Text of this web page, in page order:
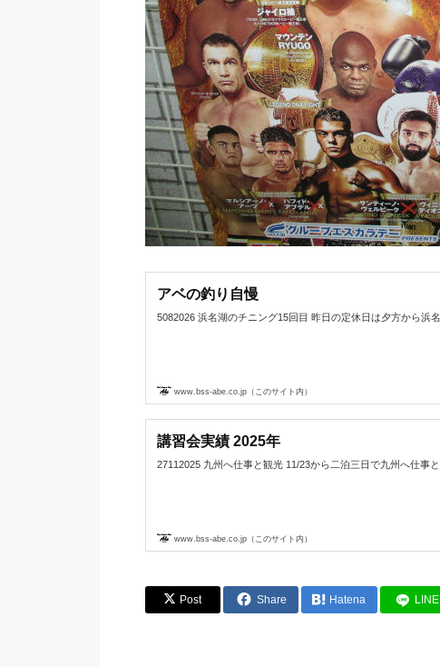
アベの釣り自慢
5082026 浜名湖のチニング15回目 昨日の定休日は夕方から浜
www.bss-abe.co.jp（このサイト内）
講習会実績 2025年
27112025 九州へ仕事と観光 11/23から二泊三日で九州へ仕事
www.bss-abe.co.jp（このサイト内）
Post Share Hatena LINE